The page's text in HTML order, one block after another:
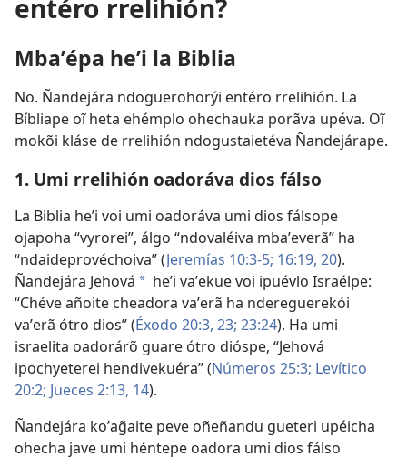
entéro rrelihión?
Mbaʼépa heʼi la Biblia
No. Ñandejára ndoguerohorýi entéro rrelihión. La
Bíbliape oĩ heta ehémplo ohechauka porãva upéva. Oĩ
mokõi kláse de rrelihión ndogustaietéva Ñandejárape.
1. Umi rrelihión oadoráva dios fálso
La Biblia heʼi voi umi oadoráva umi dios fálsope
ojapoha “vyrorei”, álgo “ndovaléiva mbaʼeverã” ha
“ndaideprovéchoiva” (Jeremías 10:3-5; 16:19, 20).
Ñandejára Jehová a heʼi vaʼekue voi ipuévlo Israélpe:
“Chéve añoite cheadora vaʼerã ha ndereguerekói
vaʼerã ótro dios” (Éxodo 20:3, 23; 23:24). Ha umi
israelita oadorárõ guare ótro dióspe, “Jehová
ipochyeterei hendivekuéra” (Números 25:3; Levítico
20:2; Jueces 2:13, 14).
Ñandejára koʼag̃aite peve oñeñandu gueteri upéicha
ohecha jave umi héntepe oadora umi dios fálso